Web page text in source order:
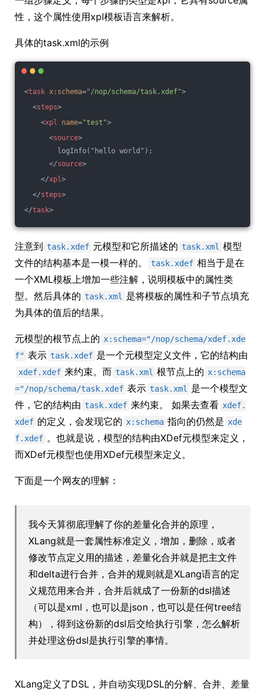
性，这个属性使用xpl模板语言来解析。
具体的task.xml的示例
<task x:schema="/nop/schema/task.xdef">
<steps>
<xpl name="test">
<source>
logInfo("hello world");
</source>
</xpl>
</steps>
</task>
注意到 task.xdef 元模型和它所描述的 task.xml 模型
文件的结构基本是一模一样的。
task.xdef 相当于是在
一个XML模板上增加一些注解，说明模板中的属性类
型。然后具体的 task.xml
是将模板的属性和子节点填充
为具体的值后的结果。
元模型的根节点上的 x:schema="/nop/schema/xdef.xde
f" 表示 task.xdef 是一个元模型定义文件，它的结构由
xdef.xdef 来约束。而 task.xml 根节点上的 x:schema
="/nop/schema/task.xdef 表示 task.xml
是一个模型文
件，它的结构由 task.xdef 来约束。 如果去查看 xdef.
xdef 的定义，会发现它的 x:schema 指向的仍然是 xde
f.xdef 。也就是说，模型的结构由XDef元模型来定义，
而XDef元模型也使用XDef元模型来定义。
下面是一个网友的理解：
我今天算彻底理解了你的差量化合并的原理，
XLang就是一套属性标准定义，增加，删除，或者
修改节点定义用的描述，差量化合并就是把主文件
和delta进行合并，合并的规则就是XLang语言的定
义规范用来合并，合并后就成了一份新的dsl描述
（可以是xml，也可以是json，也可以是任何tree结
构），得到这份新的dsl后交给执行引擎，怎么解析
并处理这份dsl是执行引擎的事情。
XLang定义了DSL，并自动实现DSL的分解、合并、差量